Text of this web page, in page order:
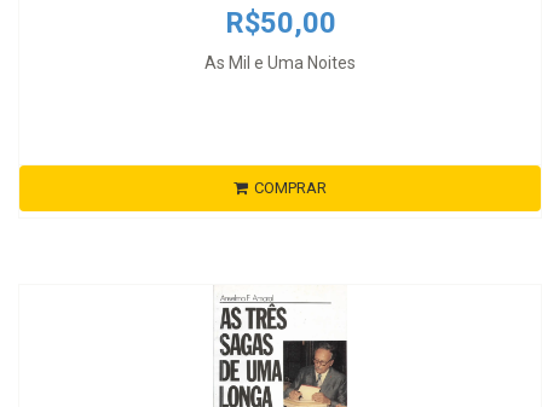
R$50,00
As Mil e Uma Noites
COMPRAR